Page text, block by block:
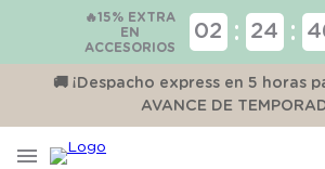
🔥15% EXTRA
EN
ACCESORIOS
02 : 24 :
🚚 ¡Despacho express en 5 horas
AVANCE DE